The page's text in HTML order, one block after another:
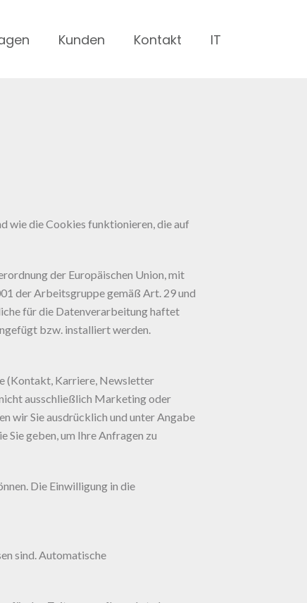
Kunden Kontakt IT
wie die Cookies funktionieren, die auf
der Europäischen Union, mit
der Arbeitsgruppe gemäß Art. 29 und
für die Datenverarbeitung haftet
bzw. installiert werden.
(Kontakt, Karriere, Newsletter
ausschließlich Marketing oder
wir Sie ausdrücklich und unter Angabe
Sie geben, um Ihre Anfragen zu
Die Einwilligung in die
sind. Automatische